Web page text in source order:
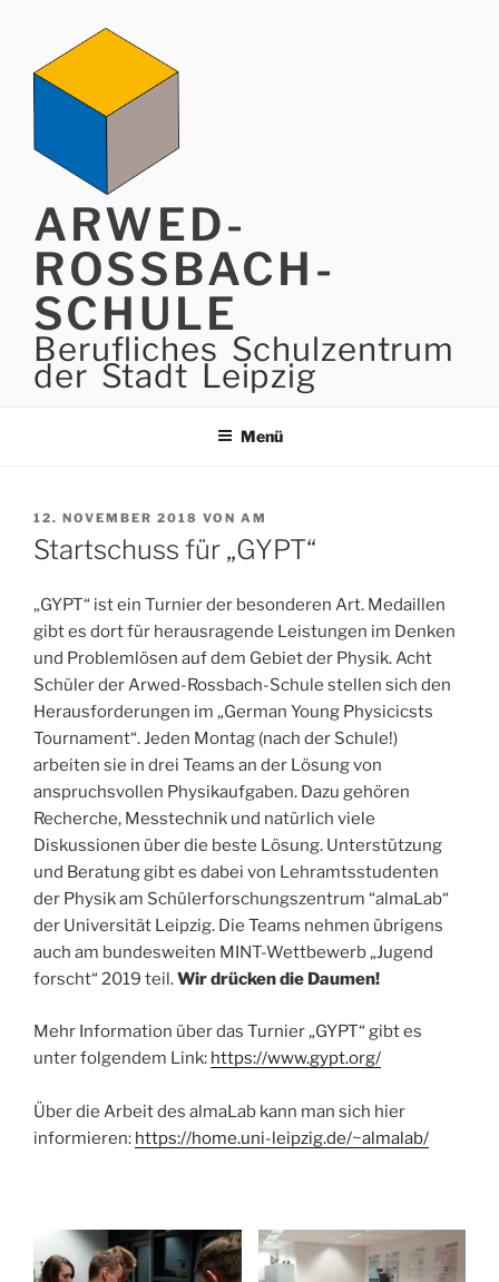
springen
ARWED-
ROSSBACH-
SCHULE
Berufliches Schulzentrum
der Stadt Leipzig
Menü
VERÖFFENTLICHT
AM
12. NOVEMBER 2018 VON AM
Startschuss für „GYPT“
„GYPT“ ist ein Turnier der besonderen Art. Medaillen
gibt es dort für herausragende Leistungen im Denken
und Problemlösen auf dem Gebiet der Physik. Acht
Schüler der Arwed-Rossbach-Schule stellen sich den
Herausforderungen im „German Young Physicicsts
Tournament“. Jeden Montag (nach der Schule!)
arbeiten sie in drei Teams an der Lösung von
anspruchsvollen Physikaufgaben. Dazu gehören
Recherche, Messtechnik und natürlich viele
Diskussionen über die beste Lösung. Unterstützung
und Beratung gibt es dabei von Lehramtsstudenten
der Physik am Schülerforschungszentrum “almaLab“
der Universität Leipzig. Die Teams nehmen übrigens
auch am bundesweiten MINT-Wettbewerb „Jugend
forscht“ 2019 teil.Wir drücken die Daumen!
Mehr Information über das Turnier „GYPT“ gibt es
unter folgendem Link: https://www.gypt.org/
Über die Arbeit des almaLab kann man sich hier
informieren: https://home.uni-leipzig.de/~almalab/